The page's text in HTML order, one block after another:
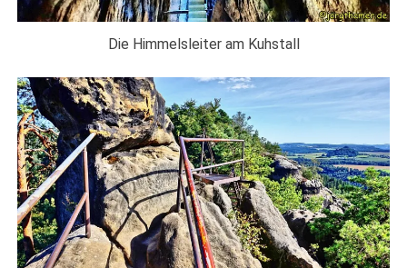
Die Himmelsleiter am Kuhstall